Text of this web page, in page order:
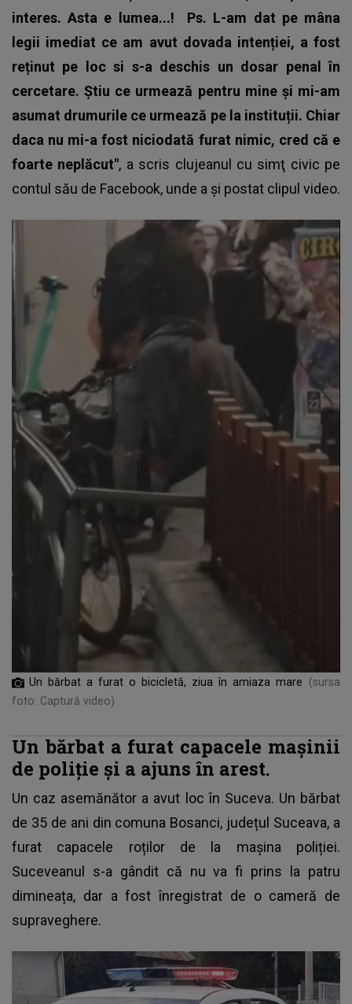
interes. Asta e lumea...! Ps. L-am dat pe mâna
legii imediat ce am avut dovada intenției, a fost
reținut pe loc si s-a deschis un dosar penal în
cercetare. Știu ce urmează pentru mine și mi-am
asumat drumurile ce urmează pe la instituții. Chiar
daca nu mi-a fost niciodată furat nimic, cred că e
foarte neplăcut", a scris clujeanul cu simţ civic pe
contul său de Facebook, unde a şi postat clipul video.
Un bărbat a furat o bicicletă, ziua în amiaza mare
(sursa
foto: Captură video)
Un bărbat a furat capacele mașinii
de poliție și a ajuns în arest.
Un caz asemănător a avut loc în Suceva. Un bărbat
de 35 de ani din comuna Bosanci, județul Suceava, a
furat capacele roților de la mașina poliției.
Suceveanul s-a gândit că nu va fi prins la patru
dimineața, dar a fost înregistrat de o cameră de
supraveghere.